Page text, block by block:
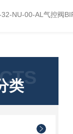
NU-00-AL气控阀
类